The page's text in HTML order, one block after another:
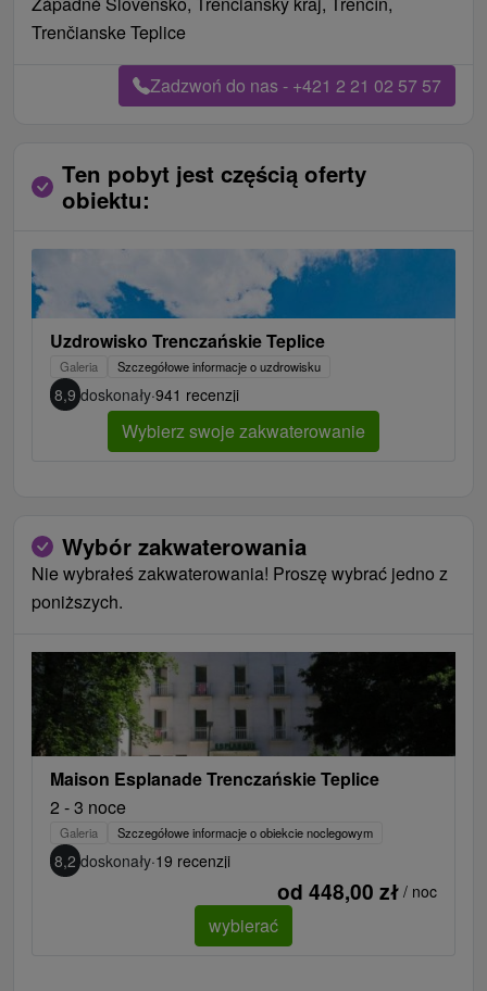
Trenčianske Teplice
Zadzwoń do nas - +421 2 21 02 57 57
Ten pobyt jest częścią oferty
obiektu:
Uzdrowisko Trenczańskie Teplice
Galeria Szczegółowe informacje o uzdrowisku
8,9 doskonały·941 recenzji
Wybierz swoje zakwaterowanie
Wybór zakwaterowania
Nie wybrałeś zakwaterowania! Proszę wybrać jedno z
poniższych.
Maison Esplanade Trenczańskie Teplice
2 - 3 noce
Galeria Szczegółowe informacje o obiekcie noclegowym
8,2 doskonały·19 recenzji
od 448,00 zł / noc
wybierać